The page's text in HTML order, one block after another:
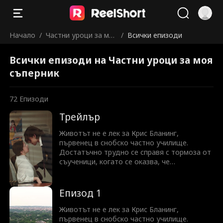
Начало / Частни уроци за мо
/ Всички епизоди
Всички епизоди на Частни уроци за моя
съперник
72 Епизоди
Трейлър
Животът не е лек за Крис Бланинг,
първенец в снобско частно училище.
Достатъчно трудно се справя с тормоза от
съученици, когато се оказва, че
уроци на най-големия си враг — Люшън
Аларик. Люшън е разглезеното лошо
момче, което току-що е видял да се опитва
да съблазни учителката им, за да оправи
Епизод 1
Животът не е лек за Крис Бланинг,
първенец в снобско частно училище.